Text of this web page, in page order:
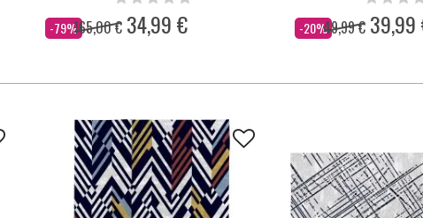
-79%
Dès 165,00 € 34,99 € -20%
Dès 49,99 € 39,99